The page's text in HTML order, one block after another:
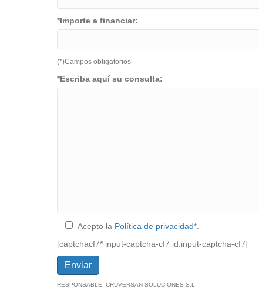
*Importe a financiar:
(*)Campos obligatorios
*Escriba aquí su consulta:
Acepto la Política de privacidad*.
[captchacf7* input-captcha-cf7 id:input-captcha-cf7]
RESPONSABLE: CRUVERSAN SOLUCIONES S.L